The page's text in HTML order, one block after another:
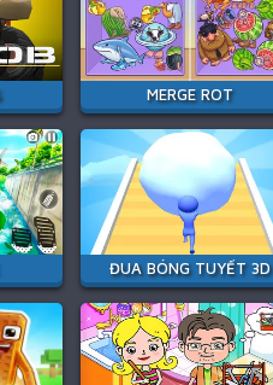
MERGE ROT
ĐUA BÓNG TUYẾT 3D